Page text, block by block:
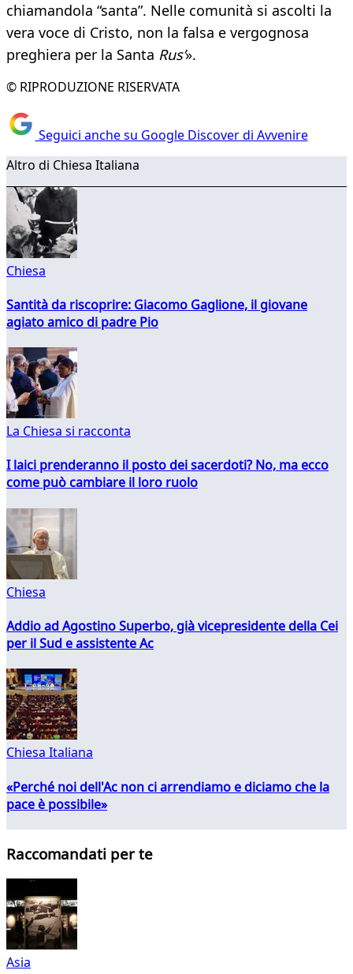
chiamandola “santa”. Nelle comunità si ascolti la
vera voce di Cristo, non la falsa e vergognosa
preghiera per la Santa Rus’».
© RIPRODUZIONE RISERVATA
Seguici anche su Google Discover di Avvenire
Altro di Chiesa Italiana
Chiesa
Santità da riscoprire: Giacomo Gaglione, il giovane
agiato amico di padre Pio
La Chiesa si racconta
I laici prenderanno il posto dei sacerdoti? No, ma ecco
come può cambiare il loro ruolo
Chiesa
Addio ad Agostino Superbo, già vicepresidente della Cei
per il Sud e assistente Ac
Chiesa Italiana
«Perché noi dell'Ac non ci arrendiamo e diciamo che la
pace è possibile»
Raccomandati per te
Asia